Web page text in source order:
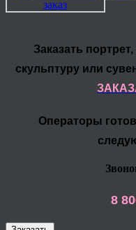
Заказать
скульптуру или
Операторы
8